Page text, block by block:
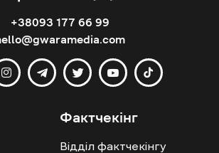
+38093 177 66 99
Фактчекінг
Відділ фактчекінгу